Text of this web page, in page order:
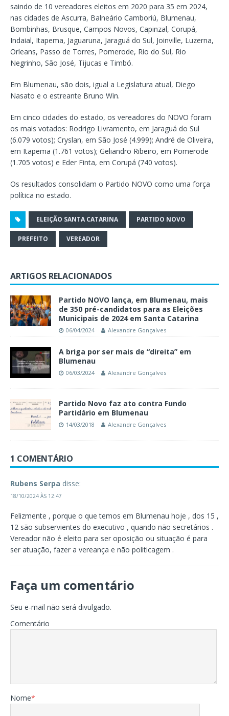
saindo de 10 vereadores eleitos em 2020 para 35 em 2024,
nas cidades de Ascurra, Balneário Camboriú, Blumenau,
Bombinhas, Brusque, Campos Novos, Capinzal, Corupá,
Indaial, Itapema, Jaguaruna, Jaraguá do Sul, Joinville, Luzerna,
Orleans, Passo de Torres, Pomerode, Rio do Sul, Rio
Negrinho, São José, Tijucas e Timbó.
Em Blumenau, são dois, igual a Legislatura atual, Diego
Nasato e o estreante Bruno Win.
Em cinco cidades do estado, os vereadores do NOVO foram
os mais votados: Rodrigo Livramento, em Jaraguá do Sul
(6.079 votos); Cryslan, em São José (4.999); André de Oliveira,
em Itapema (1.761 votos); Geliandro Ribeiro, em Pomerode
(1.705 votos) e Eder Finta, em Corupá (740 votos).
Os resultados consolidam o Partido NOVO como uma força
política no estado.
ELEIÇÃO SANTA CATARINA PARTIDO NOVO
PREFEITO VEREADOR
ARTIGOS RELACIONADOS
Partido NOVO lança, em Blumenau, mais
de 350 pré-candidatos para as Eleições
Municipais de 2024 em Santa Catarina
06/04/2024 Alexandre Gonçalves
A briga por ser mais de “direita” em
Blumenau
06/03/2024 Alexandre Gonçalves
Partido Novo faz ato contra Fundo
Partidário em Blumenau
14/03/2018 Alexandre Gonçalves
1 COMENTÁRIO
Rubens Serpa disse:
18/10/2024 ÀS 12:47
Felizmente , porque o que temos em Blumenau hoje , dos 15 ,
12 são subservientes do executivo , quando não secretários .
Vereador não é eleito para ser oposição ou situação é para
ser atuação, fazer a vereança e não politicagem .
Faça um comentário
Seu e-mail não será divulgado.
Comentário
Nome*